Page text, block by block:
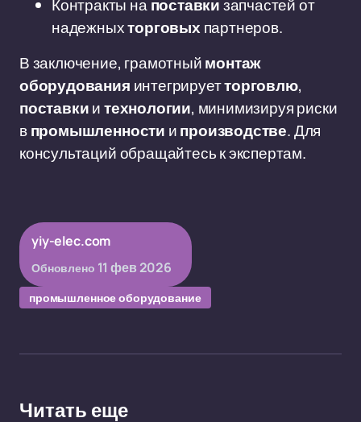
Контракты напоставкизапчастей от
надежныхторговыхпартнеров.
В заключение, грамотныймонтаж
оборудования интегрируетторговлю,
поставкиитехнологии, минимизируя риски
впромышленности ипроизводстве. Для
консультаций обращайтесь к экспертам.
yiy-elec.com
Обновлено 11 фев 2026
промышленное оборудование
Читать еще